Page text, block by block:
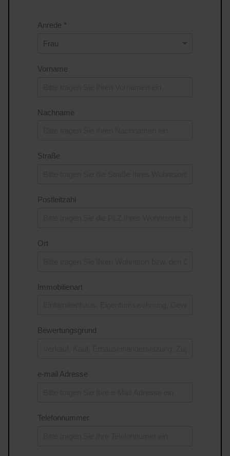
Anrede *
Vorname
Nachname
Straße
Postleitzahl
Ort
Immobilienart
Bewertungsgrund
e-mail Adresse
Telefonnummer